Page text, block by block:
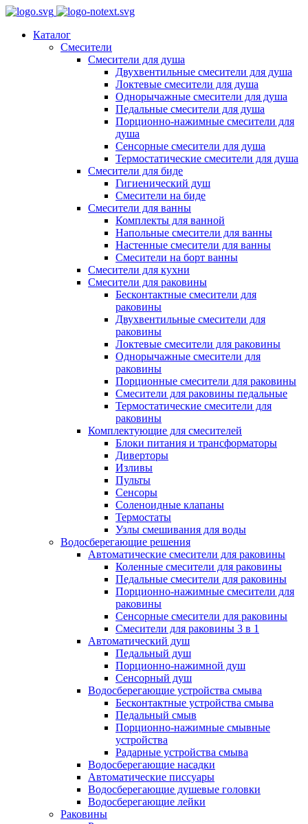
Каталог
Смесители
Смесители для душа
Двухвентильные смесители для душа
Локтевые смесители для душа
Однорычажные смесители для душа
Педальные смесители для душа
Порционно-нажимные смесители для
душа
Сенсорные смесители для душа
Термостатические смесители для душа
Смесители для биде
Гигиенический душ
Смесители на биде
Смесители для ванны
Комплекты для ванной
Напольные смесители для ванны
Настенные смесители для ванны
Смесители на борт ванны
Смесители для кухни
Смесители для раковины
Бесконтактные смесители для
раковины
Двухвентильные смесители для
раковины
Локтевые смесители для раковины
Однорычажные смесители для
раковины
Порционные смесители для раковины
Смесители для раковины педальные
Термостатические смесители для
раковины
Комплектующие для смесителей
Блоки питания и трансформаторы
Диверторы
Изливы
Пульты
Сенсоры
Соленоидные клапаны
Термостаты
Узлы смешивания для воды
Водосберегающие решения
Автоматические смесители для раковины
Коленные смесители для раковины
Педальные смесители для раковины
Порционно-нажимные смесители для
раковины
Сенсорные смесители для раковины
Смесители для раковины 3 в 1
Автоматический душ
Педальный душ
Порционно-нажимной душ
Сенсорный душ
Водосберегающие устройства смыва
Бесконтактные устройства смыва
Педальный смыв
Порционно-нажимные смывные
устройства
Радарные устройства смыва
Водосберегающие насадки
Автоматические писсуары
Водосберегающие душевые головки
Водосберегающие лейки
Раковины